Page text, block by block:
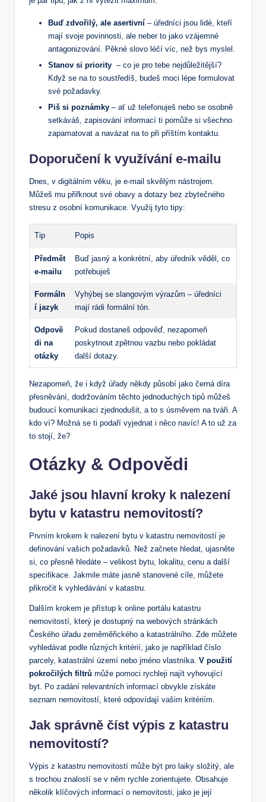
Buď zdvořilý, ale asertivní – ‍úředníci jsou lidé, kteří
mají svoje povinnosti, ale neber⁤ to jako vzájemné
antagonizování. ​Pěkné slovo léčí víc, ‌než bys ‌myslel.
Stanov si⁣ priority ⁤ – ‍co ⁤je pro tebe nejdůležitější?
Když se na to soustředíš, budeš moci⁣ lépe ‍formulovat
své požadavky.
Piš si​ poznámky – ať už telefonuješ nebo se osobně
setkáváš,​ zapisování informací ti ⁤pomůže si všechno
zapamatovat a navázat na to při příštím kontaktu.
Doporučení k‌ využívání e-mailu
Dnes, v ⁣digitálním‌ věku, je e-mail ⁣skvělým nástrojem.
Můžeš​ mu přiřknout své obavy a dotazy bez ⁤zbytečného
stresu z ⁤osobní komunikace.⁢ Využij⁤ tyto ⁤tipy:
Tip Popis
Předmět
e-mailu
Buď jasný a konkrétní, aby úředník věděl, co
potřebuješ
Formáln
í jazyk
Vyhýbej se slangovým ‍výrazům – úředníci
mají rádi ‍formální ⁢tón.
Odpově
di⁢ na
otázky
Pokud‍ dostaneš odpověď, nezapomeň
poskytnout ​zpětnou vazbu⁤ nebo pokládat ​
další dotazy.
Nezapomeň, že i když úřady​ někdy působí jako černá díra
přesněvání, dodržováním těchto⁢ jednoduchých tipů můžeš⁣
budoucí komunikaci zjednodušit,⁣ a to s úsměvem na tváři. ‍A
kdo ví? Možná‌ se ti podaří vyjednat i něco navíc! A ⁢to už za
to stojí, že?
Otázky & ‌Odpovědi
Jaké ​jsou hlavní kroky k ⁣nalezení
bytu ⁣v katastru ​nemovitostí?
Prvním krokem k nalezení bytu v⁣ katastru ⁤nemovitostí je
definování ⁢vašich požadavků. Než začnete hledat, ujasněte
si, co ‌přesně hledáte⁤ – velikost bytu, lokalitu, cenu a další
specifikace. ​Jakmile​ máte jasně stanovené⁤ cíle,⁢ můžete⁤
přikročit k vyhledávání v katastru.
Dalším krokem je přístup k online portálu katastru
⁤nemovitostí, který je dostupný na‍ webových⁣ stránkách
⁢Českého úřadu zeměměřického a katastrálního. Zde můžete
vyhledávat podle různých kritérií, jako‍ je například číslo⁤
parcely, katastrální území nebo ​jméno vlastníka. V ⁢použití‍
pokročilých filtrů může pomoci‌ rychleji najít⁢ vyhovující
byt. Po​ zadání relevantních informací ⁢obvykle získáte‍
seznam nemovitostí, ⁢které odpovídají vašim kritériím.
Jak správně číst výpis z katastru
nemovitostí?
Výpis z katastru nemovitostí ⁤může být⁣ pro ​laiky složitý, ale
s trochou znalostí se ⁢v něm rychle zorientujete. Obsahuje​
několik klíčových informací ⁣o nemovitosti, jako je její